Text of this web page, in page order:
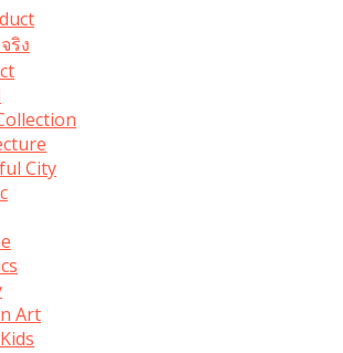
ริง
City
Art